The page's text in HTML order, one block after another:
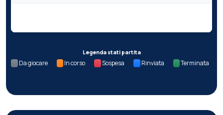
Legenda stati partita
Da giocare In corso Sospesa Rinviata Terminata